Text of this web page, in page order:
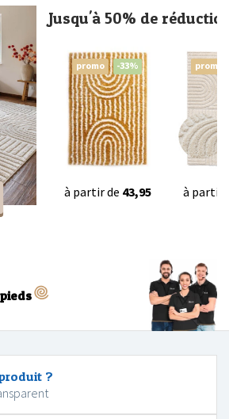
Jusqu'à 50% de
promo -33%
à partir de 43,95
promo
à partir
?